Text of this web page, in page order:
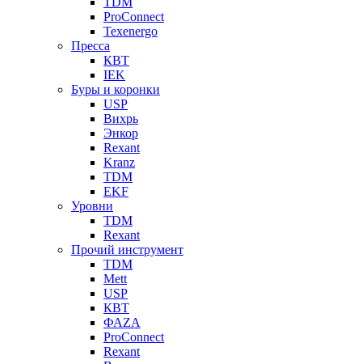
ProConnect
Texenergo
Пресса
КВТ
IEK
Буры и коронки
USP
Вихрь
Энкор
Rexant
Kranz
TDM
EKF
Уровни
TDM
Rexant
Прочий инструмент
TDM
Mett
USP
КВТ
ФАZА
ProConnect
Rexant